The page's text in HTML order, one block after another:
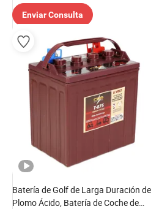
Enviar Consulta
Batería de Golf de Larga Duración de
Plomo Ácido, Batería de Coche de